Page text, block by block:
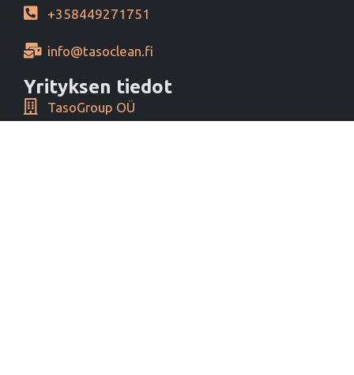
+358449271751
info@tasoclean.fi
Yrityksen tiedot
TasoGroup OÜ